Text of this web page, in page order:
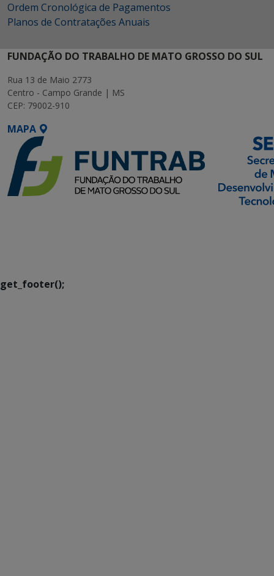
Ordem Cronológica de Pagamentos
Planos de Contratações Anuais
FUNDAÇÃO DO TRABALHO DE MATO GROSSO DO SUL
Rua 13 de Maio 2773
Centro - Campo Grande | MS
CEP: 79002-910
MAPA
get_footer();